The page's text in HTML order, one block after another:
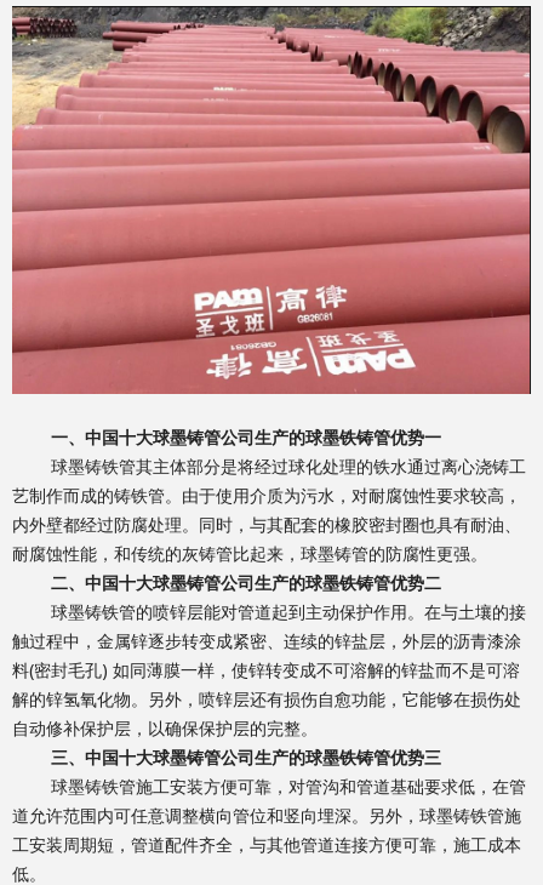
一、中国十大球墨铸管公司生产的球墨铁铸管优势一
球墨铸铁管其主体部分是将经过球化处理的铁水通过离心浇铸工
艺制作而成的铸铁管。由于使用介质为污水，对耐腐蚀性要求较高，
内外壁都经过防腐处理。同时，与其配套的橡胶密封圈也具有耐油、
耐腐蚀性能，和传统的灰铸管比起来，球墨铸管的防腐性更强。
二、中国十大球墨铸管公司生产的球墨铁铸管优势二
球墨铸铁管的喷锌层能对管道起到主动保护作用。在与土壤的接
触过程中，金属锌逐步转变成紧密、连续的锌盐层，外层的沥青漆涂
料(密封毛孔) 如同薄膜一样，使锌转变成不可溶解的锌盐而不是可溶
解的锌氢氧化物。另外，喷锌层还有损伤自愈功能，它能够在损伤处
自动修补保护层，以确保保护层的完整。
三、中国十大球墨铸管公司生产的球墨铁铸管优势三
球墨铸铁管施工安装方便可靠，对管沟和管道基础要求低，在管
道允许范围内可任意调整横向管位和竖向埋深。另外，球墨铸铁管施
工安装周期短，管道配件齐全，与其他管道连接方便可靠，施工成本
低。